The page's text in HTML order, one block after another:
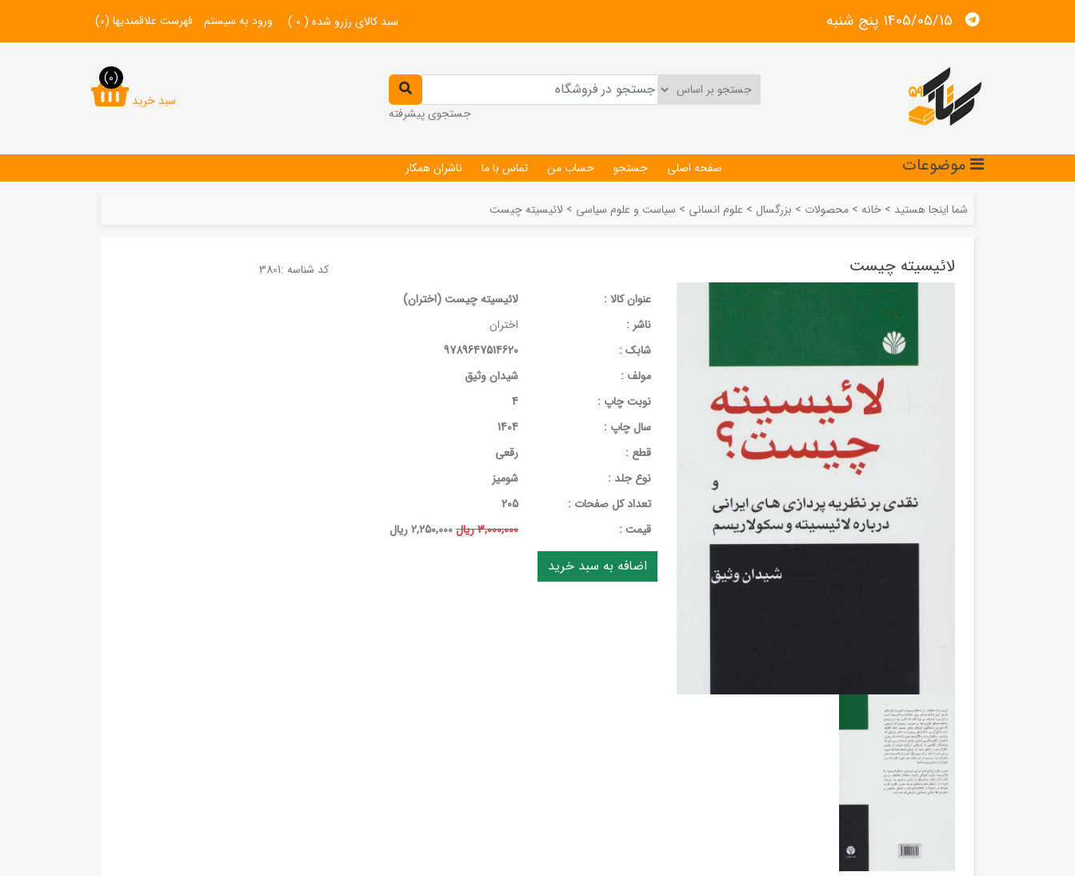
1405/05/15 پنج شنبه سبد کالای رزرو شده ( 0
) ورود به سیستم فهرست علاقمندیها (0)
جستجوی پیشرفته
سبد خرید
(0)
موضوعات صفحه اصلی جستجو حساب من تماس با ما ناشران همکار
شما اینجا هستید > خانه > محصولات > بزرگسال > علوم انسانی > سیاست و علوم سیاسی > لائیسیته چیست
لائیسیته چیست کد شناسه :3801
عنوان کالا :
لائیسیته چیست (اختران)
ناشر :
اختران
شابک :
9789647514620
مولف :
شیدان وثیق
نوبت چاپ :
4
سال چاپ :
1404
قطع :
رقعی
نوع جلد :
شومیز
تعداد کل صفحات :
205
قيمت :
3,000,000 ریال 2,250,000 ریال